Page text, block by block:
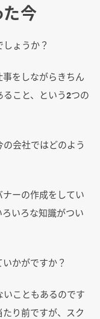
今
ょうか？
をしながらきちん
こと、という2つの
会社ではどのよう
ーの作成をしてい
いろな知識がつい
かがですか？
こともあるのです
たり前ですが、スク